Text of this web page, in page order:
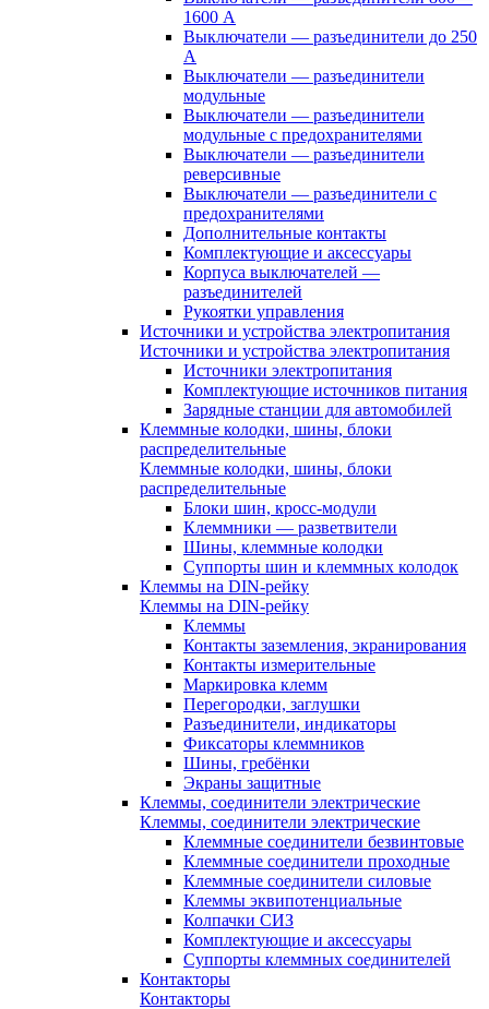
1600 А
Выключатели — разъединители до 250
А
Выключатели — разъединители
модульные
Выключатели — разъединители
модульные с предохранителями
Выключатели — разъединители
реверсивные
Выключатели — разъединители с
предохранителями
Дополнительные контакты
Комплектующие и аксессуары
Корпуса выключателей —
разъединителей
Рукоятки управления
Источники и устройства электропитания
Источники и устройства электропитания
Источники электропитания
Комплектующие источников питания
Зарядные станции для автомобилей
Клеммные колодки, шины, блоки
распределительные
Клеммные колодки, шины, блоки
распределительные
Блоки шин, кросс-модули
Клеммники — разветвители
Шины, клеммные колодки
Суппорты шин и клеммных колодок
Клеммы на DIN-рейку
Клеммы на DIN-рейку
Клеммы
Контакты заземления, экранирования
Контакты измерительные
Маркировка клемм
Перегородки, заглушки
Разъединители, индикаторы
Фиксаторы клеммников
Шины, гребёнки
Экраны защитные
Клеммы, соединители электрические
Клеммы, соединители электрические
Клеммные соединители безвинтовые
Клеммные соединители проходные
Клеммные соединители силовые
Клеммы эквипотенциальные
Колпачки СИЗ
Комплектующие и аксессуары
Суппорты клеммных соединителей
Контакторы
Контакторы